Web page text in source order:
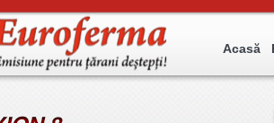
Acasă